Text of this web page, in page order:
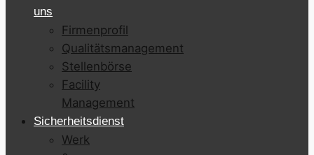
uns
Firmenprofil
Qualitätsmanagement
Stellenbörse
Facility
Management
Sicherheitsdienst
Werk